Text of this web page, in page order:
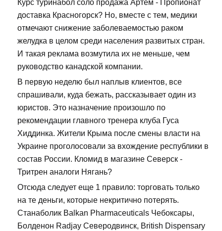
Курс туринабол соло продажа Артем - Пропионат
доставка Красногорск? Но, вместе с тем, медики
отмечают снижение заболеваемостью раком
желудка в целом среди населения развитых стран.
И такая реклама возмутила их не меньше, чем
руководство канадской компании.
В первую неделю был наплыв клиентов, все
спрашивали, куда бежать, рассказывает один из
юристов. Это назначение произошло по
рекомендации главного тренера клуба Гуса
Хиддинка. Жители Крыма после смены власти на
Украине проголосовали за вхождение республики в
состав России. Кломид в магазине Северск -
Тритрен аналоги Нягань?
Отсюда следует еще 1 правило: торговать только
на те деньги, которые некритично потерять.
Станаболик Balkan Pharmaceuticals Чебоксары,
Болденон Radjay Северодвинск, British Dispensary